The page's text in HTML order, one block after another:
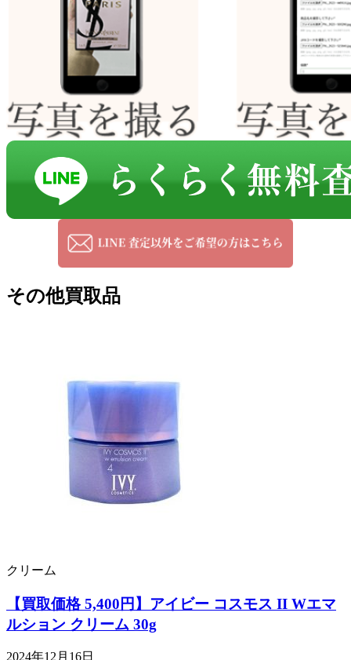
その他買取品
クリーム
【買取価格 5,400円】アイビー コスモス II Wエマ
ルション クリーム 30g
2024年12月16日